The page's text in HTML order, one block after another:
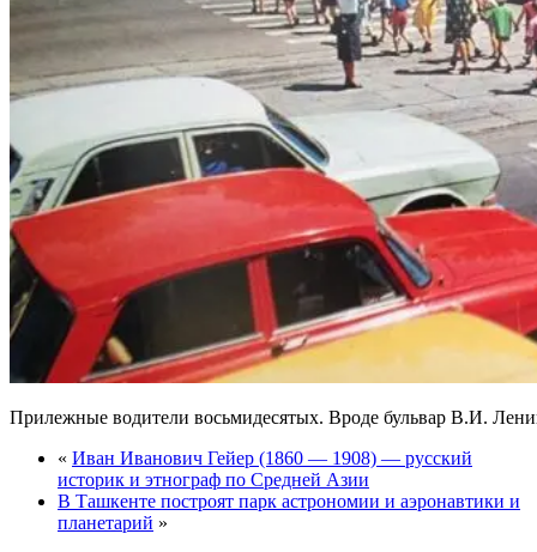
Прилежные водители восьмидесятых. Вроде бульвар В.И.
« Иван Иванович Гейер (1860 — 1908) — русский
историк и этнограф по Средней Азии
В Ташкенте построят парк астрономии и аэронавтики и
планетарий »